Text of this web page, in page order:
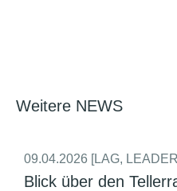
Weitere NEWS
09.04.2026 [LAG,
Blick über den